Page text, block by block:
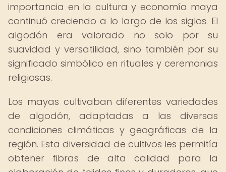
importancia en la cultura y economía maya
continuó creciendo a lo largo de los siglos. El
algodón era valorado no solo por su
suavidad y versatilidad, sino también por su
significado simbólico en rituales y ceremonias
religiosas.
Los mayas cultivaban diferentes variedades
de algodón, adaptadas a las diversas
condiciones climáticas y geográficas de la
región. Esta diversidad de cultivos les permitía
obtener fibras de alta calidad para la